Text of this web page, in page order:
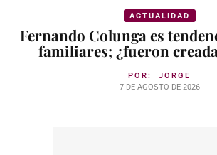
ACTUALIDAD
Fernando Colunga es
familiares; ¿fueron
POR: JORGE
7 DE AGOSTO DE 2026